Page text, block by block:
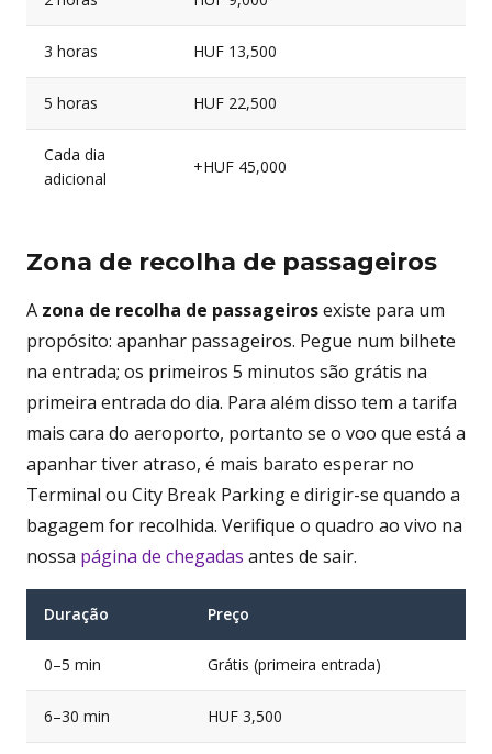
3 horas HUF 13,500
5 horas HUF 22,500
Cada dia
adicional
+HUF 45,000
Zona de recolha de passageiros
A zona de recolha de passageirosexiste para um
propósito: apanhar passageiros. Pegue num bilhete
na entrada; os primeiros 5 minutos são grátis na
primeira entrada do dia. Para além disso tem a tarifa
mais cara do aeroporto, portanto se o voo que está a
apanhar tiver atraso, é mais barato esperar no
Terminal ou City Break Parking e dirigir-se quando a
bagagem for recolhida. Verifique o quadro ao vivo na
nossa página de chegadas antes de sair.
Duração Preço
0–5 min Grátis (primeira entrada)
6–30 min HUF 3,500